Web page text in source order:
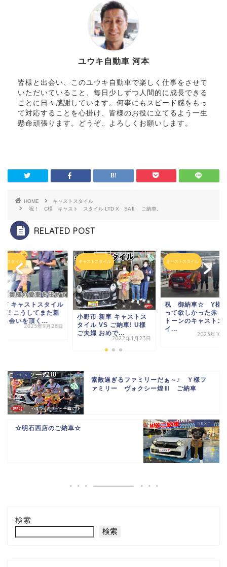
ユウキ自動車 河本
皆様と出会い、このユウキ自動車で楽しく仕事をさせて
いただいていること、毎日少しずつ人間的に成長できる
ことに日々感謝しています。何事にもスピード感をもっ
て対応することを心掛け、皆様のお役に立てるよう一生
懸命頑張ります。どうぞ、よろしくお願いします。
HOME
キャストスタイル
祝！ C様 キャスト スタイル LTD X SAⅢ ご納車。
RELATED POST
トスタイル
市 キャストスタイル
車! こうしてまた新
出会いを頂く...
2025年9月28日
キャストスタイル
小野市 新車 キャストス
タイル VS ご納車! U様
ご夫婦 おめで...
2022年1月23日
キャストスタイル
祝 御納車☆ Y様
って欲しかった赤・
トーンのキャストス
イ...
2023年10
素敵過ぎるファミリーだぁ～♪ Ｙ様フ
ァミリー ヴォクシー煌Ⅲ ご納車
☆明石西店のご納車☆
検索
検索